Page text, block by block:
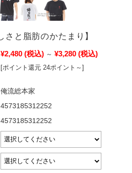
と脂肪のかたまり】
¥2,480 (税込) ～ ¥3,280 (税込)
[ポイント還元 24ポイント～]
俺流総本家
4573185312252
4573185312252